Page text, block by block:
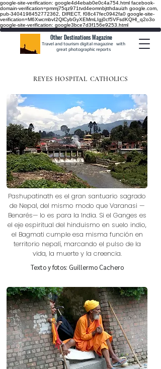
google-site-verification: google4d4ebab0e0c4a754.html facebook-
domain-verification=pmmj75qz971tvd4eomnbjtthdauizh google.com,
pub-3404198452772362, DIRECT, f08c47fec0942fa0 google-site-
verification=M6XwcmbvI2QlCybGyXEMmLIgj0cf5VFsdKQHl_q2o3o
google-site-verification: google3bce7d3f156e9253.html
Other Destinations Magazine
Travel and tourism digital magazine with
great photographic reports
REYES HOSPITAL CATHOLICS
Pashupatinath es el gran santuario sagrado
de Nepal, del mismo modo que Varanasi —
Benarés— lo es para la India. Si el Ganges es
el eje espiritual del hinduismo en suelo indio,
el Bagmati cumple esa misma función en
territorio nepalí, marcando el pulso de la
vida, la muerte y la creencia.
Texto y fotos: Guillermo Cachero